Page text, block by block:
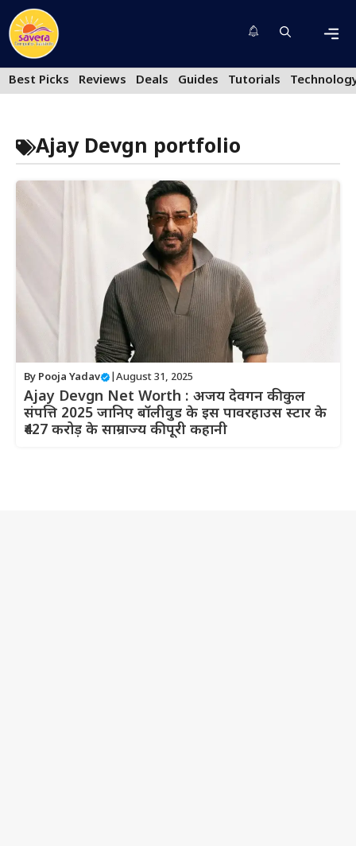
Skip
to
content
Best Picks
Reviews Deals Guides Tutorials
Ajay Devgn portfolio
By Pooja Yadav August 31, 2025
Ajay Devgn Net Worth : अजय देवगन की कुल
संपत्ति 2025 जानिए बॉलीवुड के इस पावरहाउस स्टार के
₹427 करोड़ के साम्राज्य की पूरी कहानी